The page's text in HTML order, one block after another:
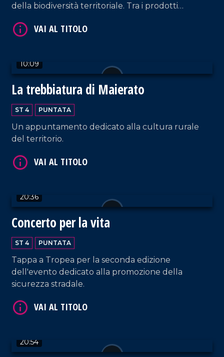
della biodiversità territoriale. Tra i prodotti
Terranova Sappo Minulio.
10:09
La trebbiatura di Maierato
ST 4 PUNTATA
Un appuntamento dedicato alla cultura rurale
del territorio.
20:36
Concerto per la vita
ST 4 PUNTATA
Tappa a Tropea per la seconda edizione
dell'evento dedicato alla promozione della
sicurezza stradale.
20:54
VAI AL TITOLO
VAI AL TITOLO